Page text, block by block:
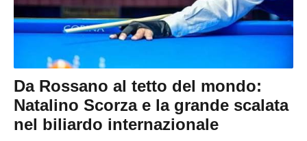
Da Rossano al tetto del mondo:
Natalino Scorza e la grande scalata
nel biliardo internazionale